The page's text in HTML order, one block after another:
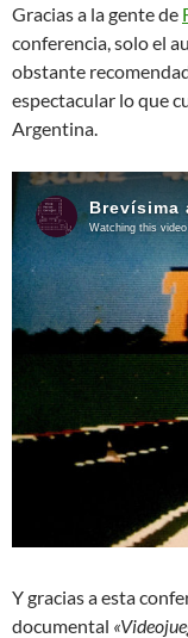
Gracias a la gente de
conferencia, solo el
obstante
espectacular lo que
Argentina.
Y gracias a esta
documental